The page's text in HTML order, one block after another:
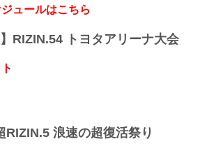
定）/ 14:00開始（予定）
RIZIN FFオフィシャルサイトにてご案内
します。
沖縄アリーナ
ュールはこちら
】RIZIN.54 トヨタアリーナ大会
RIZIN.5 浪速の超復活祭り